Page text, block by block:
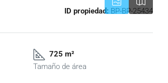
ID propiedad: BP-BP-25434
725 m²
Tamaño de área